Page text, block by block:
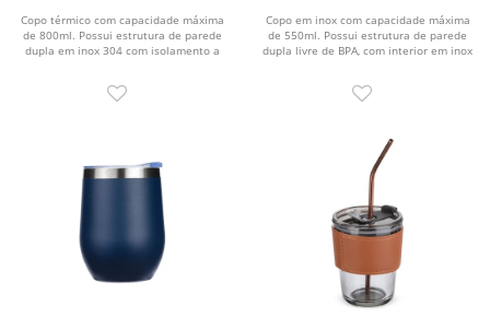
Copo térmico com capacidade máxima
de 800ml. Possui estrutura de parede
dupla em inox 304 com isolamento a
Copo em inox com capacidade máxima
de 550ml. Possui estrutura de parede
dupla livre de BPA, com interior em inox